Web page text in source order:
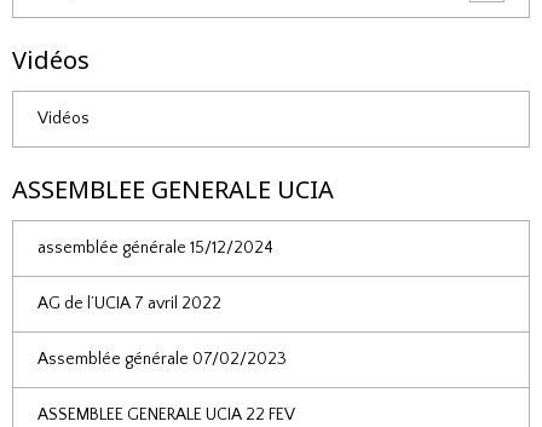
Vidéos
Vidéos
ASSEMBLEE GENERALE UCIA
assemblée générale 15/12/2024
AG de l’UCIA 7 avril 2022
Assemblée générale 07/02/2023
ASSEMBLEE GENERALE UCIA 22 FEV